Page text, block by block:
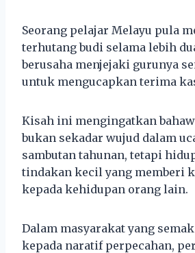
Seorang pelajar Melayu pula
terhutang budi selama lebih
berusaha menjejaki gurunya
untuk mengucapkan terima
Kisah ini mengingatkan
bukan sekadar wujud dalam
sambutan tahunan, tetapi
tindakan kecil yang memberi
kepada kehidupan orang lain.
Dalam masyarakat yang
kepada naratif perpecahan,